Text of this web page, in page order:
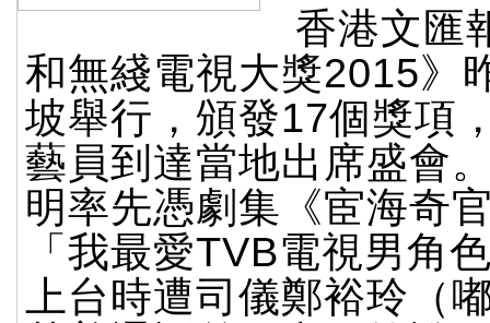
香港文匯
和無綫電視大獎2015》
坡舉行，頒發17個獎項
藝員到達當地出席盛會
明率先憑劇集《宦海奇
「我最愛TVB電視男角
上台時遭司儀鄭裕玲（